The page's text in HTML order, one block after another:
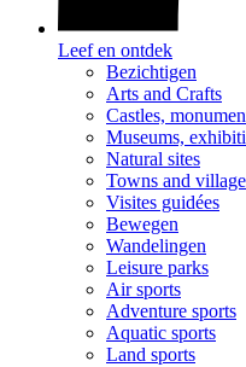
Leef en ontdek
Bezichtigen
Arts and Crafts
Castles,
Museums,
Natural sites
Towns and
Visites guidées
Bewegen
Wandelingen
Leisure parks
Air sports
Adventure sports
Aquatic sports
Land sports